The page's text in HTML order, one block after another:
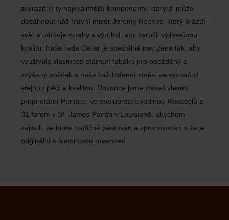
zvýrazňují ty nejkvalitnější komponenty, kterých může
dosáhnout náš hlavní mixér Jeremy Reeves, který brázdí
svět a udržuje vztahy s výrobci, aby zaručil výjimečnou
kvalitu. Naše řada Cellar je speciálně navržena tak, aby
využívala vlastností stárnutí tabáku pro opožděný a
zvýšený požitek a naše každodenní směsi se vyznačují
stejnou péčí a kvalitou. Dokonce jsme získali vlastní
proprietární Perique, ve spolupráci s rodinou Rousselů z
31 farem v St. James Parish v Louisianě, abychom
zajistili, že bude tradičně pěstován a zpracováván a že je
originální s historickou přesností.